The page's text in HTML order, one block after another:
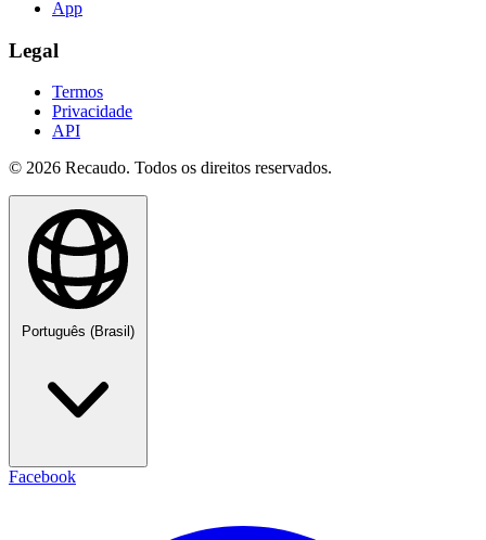
App
Legal
Termos
Privacidade
API
© 2026 Recaudo. Todos os direitos reservados.
Português (Brasil)
Facebook